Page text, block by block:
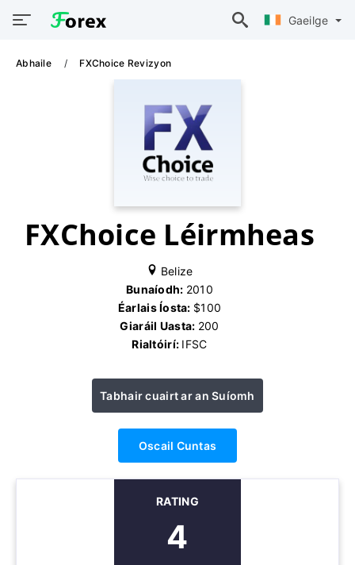
Gaeilge
Abhaile FXChoice Revizyon
FXChoice Léirmheas
Belize
Bunaíodh: 2010
Éarlais Íosta: $100
Giaráil Uasta: 200
Rialtóirí: IFSC
Tabhair cuairt ar an Suíomh
Oscail Cuntas
RATING
4